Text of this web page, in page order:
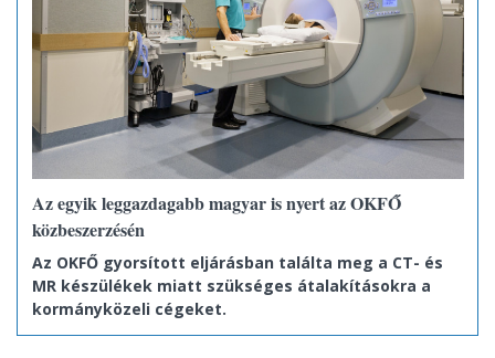
Az egyik leggazdagabb magyar is nyert az OKFŐ
közbeszerzésén
Az OKFŐ gyorsított eljárásban találta meg a CT- és
MR készülékek miatt szükséges átalakításokra a
kormányközeli cégeket.